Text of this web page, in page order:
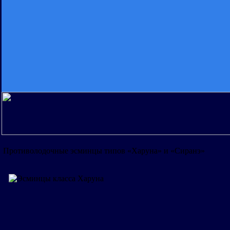
Противолодочные эсминцы типов «Харуна» и «Сиранэ»